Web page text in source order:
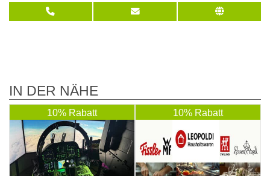
IN DER NÄHE
10% Rabatt 10% Rabatt